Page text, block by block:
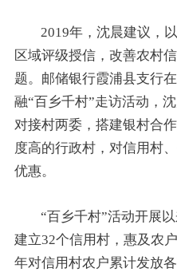
2019年，沈晨建议，
区域评级授信，改善农村
题。邮储银行霞浦县支行
融“百乡千村”走访活动，
对接村两委，搭建银村合
度高的行政村，对信用村
优惠。
“百乡千村”活动开展
建立32个信用村，惠及农
年对信用村农户累计发放